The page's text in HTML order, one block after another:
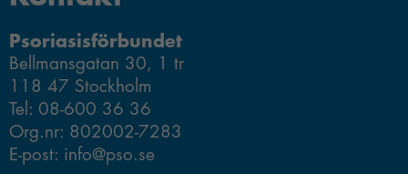
Psoriasisförbundet
Bellmansgatan 30, 1 tr
118 47 Stockholm
Tel: 08-600 36 36
Org.nr: 802002-7283
E-post: info@pso.se